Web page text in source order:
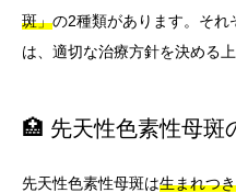
斑」の2種類があります。それ
は、適切な治療方針を決める上
🏥 先天性色素性母斑
先天性色素性母斑は生まれつ